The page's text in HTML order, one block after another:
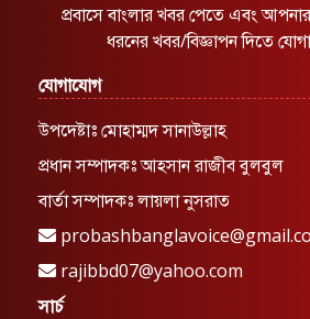
প্রবাসে বাংলার খবর পেতে এবং
ধরনের খবর/বিজ্ঞাপন দিতে
যোগাযোগ
উপদেষ্টাঃ মোহাম্মদ সানাউল্লাহ
প্রধান সম্পাদকঃ আহসান রাজীব বুলবুল
বার্তা সম্পাদকঃ লায়লা নুসরাত
rajibbd07@yahoo.com
সার্চ